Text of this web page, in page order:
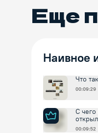
Еще
Наивное
Что
00:09:29
С
00:09:52